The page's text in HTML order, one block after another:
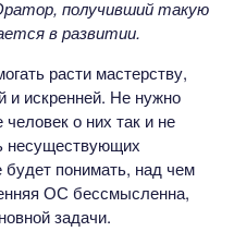
получивший такую
в развитии.
расти мастерству,
искренней. Не нужно
о них так и не
несуществующих
будет понимать, над чем
ОС бессмысленна,
задачи.